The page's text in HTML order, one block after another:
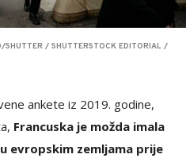
/ SHUTTERSTOCK EDITORIAL /
ankete iz 2019. godine,
Francuska je možda imala
evropskim zemljama prije